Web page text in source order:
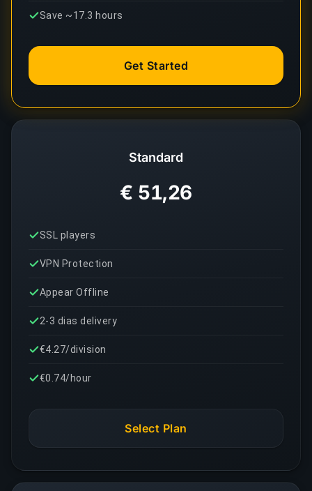
Standard
€ 51,26
SSL players
VPN Protection
Appear Offline
2-3 dias delivery
€4.27/division
€0.74/hour
Select Plan
Save ~17.3 hours
Get Started